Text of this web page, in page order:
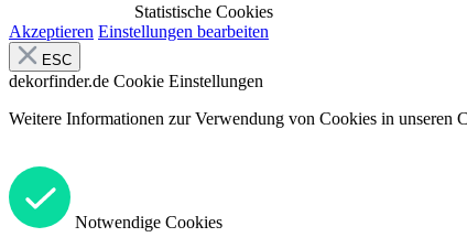
Statistische Cookies
Akzeptieren Einstellungen bearbeiten
ESC
dekorfinder.de Cookie Einstellungen
Weitere Informationen zur Verwendung von Cookies in unseren
Notwendige Cookies